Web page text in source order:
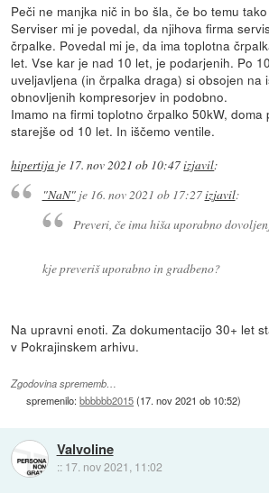
Peči ne manjka nič in bo šla, če bo temu
Serviser mi je povedal, da njihova firma
črpalke. Povedal mi je, da ima toplotna
let. Vse kar je nad 10 let, je podarjenih. Po
uveljavljena (in črpalka draga) si obsojen na
obnovljenih kompresorjev in podobno.
Imamo na firmi toplotno črpalko 50kW, doma
starejše od 10 let. In iščemo ventile.
hipertija je 17. nov 2021 ob 10:47izjavil:
"NaN"je 16. nov 2021 ob 17:27izjavil:
Preveri, če ima hiša uporabno
kje preveriš uporabno in gradbeno?
Na upravni enoti. Za dokumentacijo 30+ let
v Pokrajinskem arhivu.
Zgodovina sprememb…
spremenilo:bbbbbb2015(17. nov 2021 ob 10:52)
Valvoline
:: 17. nov 2021, 11:02